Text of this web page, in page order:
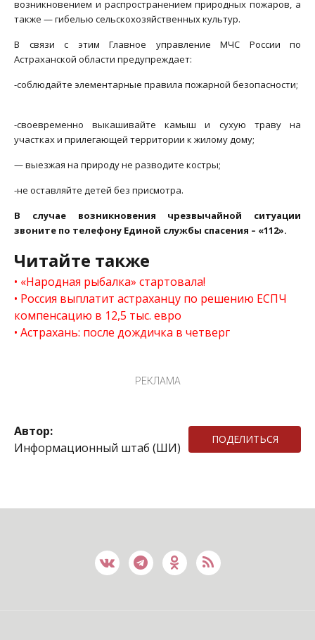
возникновением и распространением природных пожаров, а
также — гибелью сельскохозяйственных культур.
В связи с этим Главное управление МЧС России по
Астраханской области предупреждает:
-соблюдайте элементарные правила пожарной безопасности;
-своевременно выкашивайте камыш и сухую траву на
участках и прилегающей территории к жилому дому;
— выезжая на природу не разводите костры;
-не оставляйте детей без присмотра.
В случае возникновения чрезвычайной ситуации
звоните по телефону Единой службы спасения – «112».
Читайте также
«Народная рыбалка» стартовала!
Россия выплатит астраханцу по решению ЕСПЧ
компенсацию в 12,5 тыс. евро
Астрахань: после дождичка в четверг
РЕКЛАМА
Автор:
Информационный штаб (ШИ)
ПОДЕЛИТЬСЯ